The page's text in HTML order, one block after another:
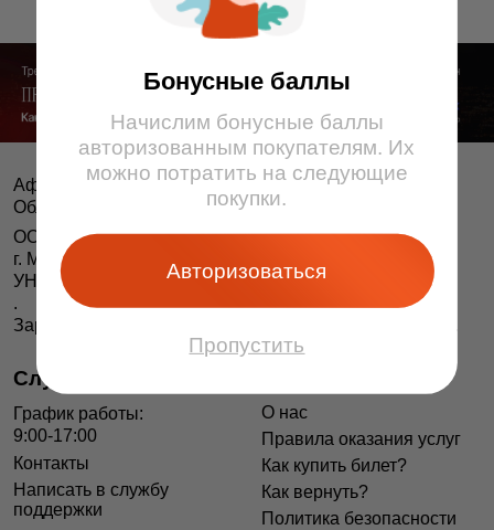
Бонусные баллы
Начислим бонусные баллы
авторизованным покупателям. Их
можно потратить на следующие
покупки.
Авторизоваться
Пропустить
Афіша і білеты BezKassira.by ©
Облачная система продажи билетов, 2013 — 2026
ООО «БЕЗКАССИРА БАЙ» Республика Беларусь
г. Минск, ул. Короля, 9, оф. 1
УНП 193615562
.
Зарегистрирован в Торговом реестре РБ 04.06.2014 г.
Служба поддержки
График работы:
9:00-17:00
Контакты
Написать в службу
поддержки
О нас
Правила оказания услуг
Как купить билет?
Как вернуть?
Политика безопасности